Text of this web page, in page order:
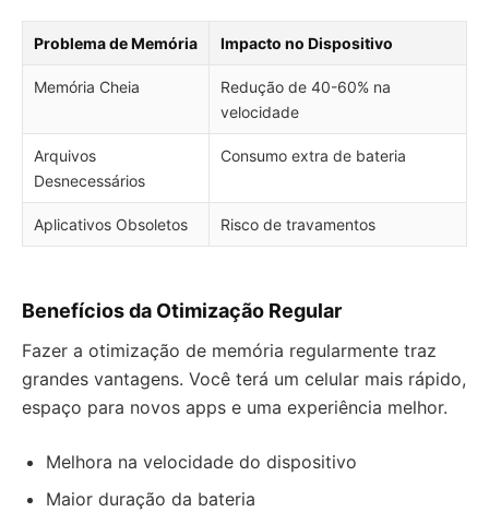
Problema de Memória Impacto no Dispositivo
Memória Cheia
Redução de 40-60% na
velocidade
Arquivos
Desnecessários
Consumo extra de bateria
Aplicativos Obsoletos Risco de travamentos
Benefícios da Otimização Regular
Fazer a otimização de memória regularmente traz
grandes vantagens. Você terá um celular mais rápido,
espaço para novos apps e uma experiência melhor.
Melhora na velocidade do dispositivo
Maior duração da bateria